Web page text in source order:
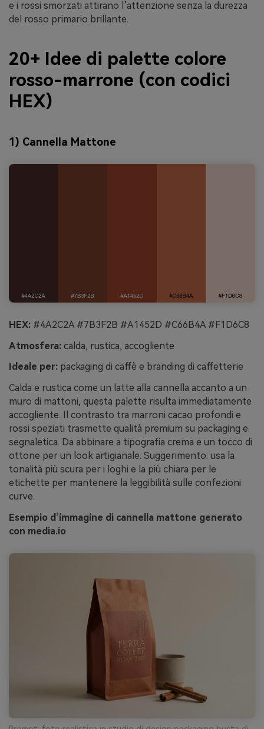
e i rossi smorzati attirano l’attenzione senza la durezza
del rosso primario brillante.
20+ Idee di palette colore
rosso-marrone (con codici
HEX)
1) Cannella Mattone
HEX: #4A2C2A #7B3F2B #A1452D #C66B4A #F1D6C8
Atmosfera: calda, rustica, accogliente
Ideale per: packaging di caffè e branding di caffetterie
Calda e rustica come un latte alla cannella accanto a un
muro di mattoni, questa palette risulta immediatamente
accogliente. Il contrasto tra marroni cacao profondi e
rossi speziati trasmette qualità premium su packaging e
segnaletica. Da abbinare a tipografia crema e un tocco di
ottone per un look artigianale. Suggerimento: usa la
tonalità più scura per i loghi e la più chiara per le
etichette per mantenere la leggibilità sulle confezioni
curve.
Esempio d’immagine di cannella mattone generato
con media.io